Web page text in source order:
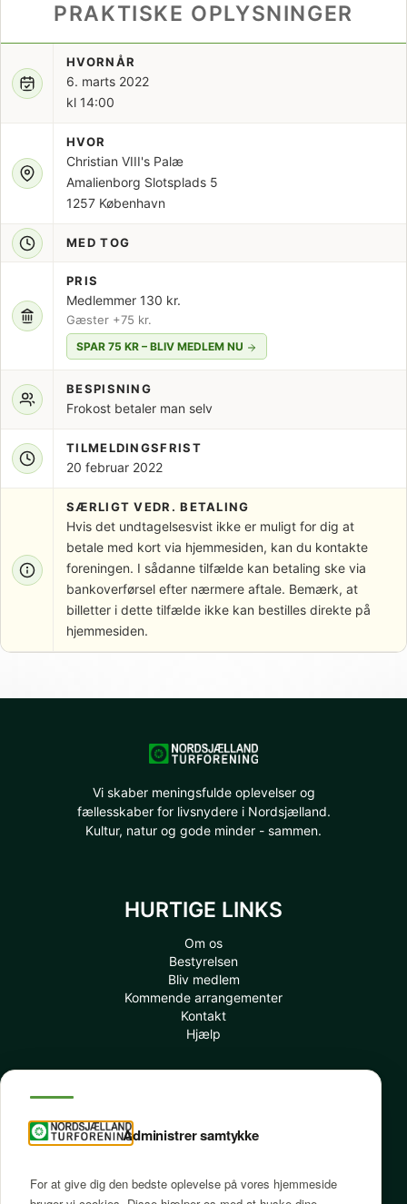
Administrer samtykke
For at give dig den bedste oplevelse på vores hjemmeside
PRAKTISKE OPLYSNINGER
HVORNÅR
6. marts 2022
kl 14:00
HVOR
Christian VIII's Palæ
Amalienborg Slotsplads 5
1257 København
MED TOG
PRIS
Medlemmer 130 kr.
Gæster +75 kr.
SPAR 75 KR – BLIV MEDLEM NU
BESPISNING
Frokost betaler man selv
TILMELDINGSFRIST
20 februar 2022
SÆRLIGT VEDR. BETALING
Hvis det undtagelsesvist ikke er muligt for dig at
betale med kort via hjemmesiden, kan du kontakte
foreningen. I sådanne tilfælde kan betaling ske via
bankoverførsel efter nærmere aftale. Bemærk, at
billetter i dette tilfælde ikke kan bestilles direkte på
hjemmesiden.
Vi skaber meningsfulde oplevelser og
fællesskaber for livsnydere i Nordsjælland.
Kultur, natur og gode minder - sammen.
HURTIGE LINKS
Om os
Bestyrelsen
Bliv medlem
Kommende arrangementer
Kontakt
Hjælp
Mit Medlemskab
Betingelser
Ofte spurgte spørgsmål